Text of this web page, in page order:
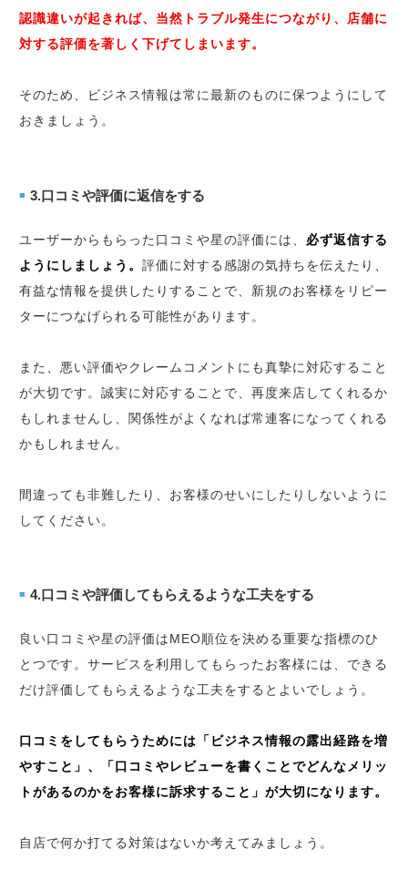
認識違いが起きれば、当然トラブル発生につながり、店舗に
対する評価を著しく下げてしまいます。
そのため、ビジネス情報は常に最新のものに保つようにして
おきましょう。
■ 3.口コミや評価に返信をする
ユーザーからもらった口コミや星の評価には、 必ず返信する
ようにしましょう。評価に対する感謝の気持ちを伝えたり、
有益な情報を提供したりすることで、新規のお客様をリピー
ターにつなげられる可能性があります。
また、悪い評価やクレームコメントにも真摯に対応すること
が大切です。誠実に対応することで、再度来店してくれるか
もしれませんし、関係性がよくなれば常連客になってくれる
かもしれません。
間違っても非難したり、お客様のせいにしたりしないように
してください。
■ 4.口コミや評価してもらえるような工夫をする
良い口コミや星の評価はMEO順位を決める重要な指標のひ
とつです。サービスを利用してもらったお客様には、できる
だけ評価してもらえるような工夫をするとよいでしょう。
口コミをしてもらうためには「ビジネス情報の露出経路を増
やすこと」、「口コミやレビューを書くことでどんなメリッ
トがあるのかをお客様に訴求すること」が大切になります。
自店で何か打てる対策はないか考えてみましょう。